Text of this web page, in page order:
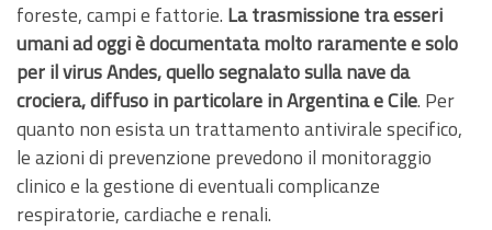
foreste, campi e fattorie. La trasmissione tra esseri
umani ad oggi è documentata molto raramente e solo
per il virus Andes, quello segnalato sulla nave da
crociera, diffuso in particolare in Argentina e Cile. Per
quanto non esista un trattamento antivirale specifico,
le azioni di prevenzione prevedono il monitoraggio
clinico e la gestione di eventuali complicanze
respiratorie, cardiache e renali.